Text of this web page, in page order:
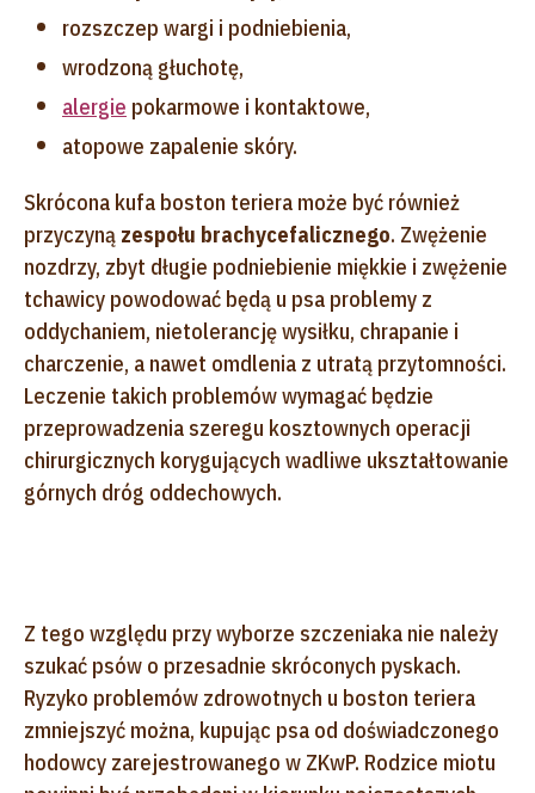
rozszczep wargi i podniebienia,
wrodzoną głuchotę,
alergie pokarmowe i kontaktowe,
atopowe zapalenie skóry.
Skrócona kufa boston teriera może być również
przyczyną zespołu brachycefalicznego. Zwężenie
nozdrzy, zbyt długie podniebienie miękkie i zwężenie
tchawicy powodować będą u psa problemy z
oddychaniem, nietolerancję wysiłku, chrapanie i
charczenie, a nawet omdlenia z utratą przytomności.
Leczenie takich problemów wymagać będzie
przeprowadzenia szeregu kosztownych operacji
chirurgicznych korygujących wadliwe ukształtowanie
górnych dróg oddechowych.
Z tego względu przy wyborze szczeniaka nie należy
szukać psów o przesadnie skróconych pyskach.
Ryzyko problemów zdrowotnych u boston teriera
zmniejszyć można, kupując psa od doświadczonego
hodowcy zarejestrowanego w ZKwP. Rodzice miotu